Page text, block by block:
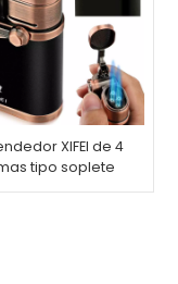
XIFEI de 4
tipo soplete
soporte para